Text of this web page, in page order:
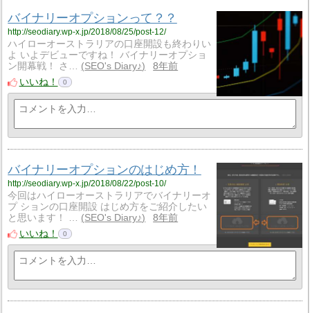
バイナリーオプションって？？
http://seodiary.wp-x.jp/2018/08/25/post-12/
ハイローオーストラリアの口座開設も終わりい
よ いよデビューですね！ バイナリーオプショ
ン開幕戦！ さ…
SEO's Diary♪
8年前
いいね！
0
バイナリーオプションのはじめ方！
http://seodiary.wp-x.jp/2018/08/22/post-10/
今回はハイローオーストラリアでバイナリーオ
プ ションの口座開設 はじめ方をご紹介したい
と思います！ …
SEO's Diary♪
8年前
いいね！
0